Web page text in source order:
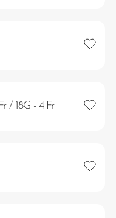
Añadir
/ 18G - 4 Fr Añadir
Añadir